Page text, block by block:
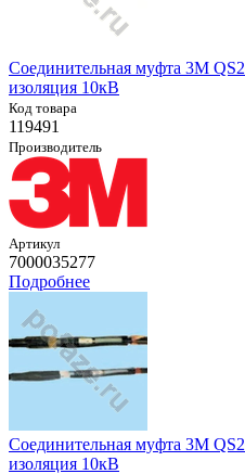
Соединительная муфта 3M
изоляция 10кВ
Код товара
119491
Производитель
Артикул
7000035277
Подробнее
Соединительная муфта 3M
изоляция 10кВ